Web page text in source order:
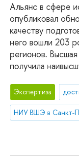
Альянс в сфере
опубликовал
качеству
него вошли 203
регионов.
получила
Экспертиза
НИУ ВШЭ в Санкт-